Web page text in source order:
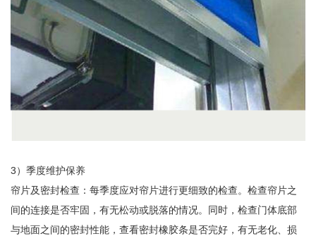
3）季度维护保养
帘片及密封检查：每季度应对帘片进行更细致的检查。检查帘片之
间的连接是否牢固，有无松动或脱落的情况。同时，检查门体底部
与地面之间的密封性能，查看密封橡胶条是否完好，有无老化、损